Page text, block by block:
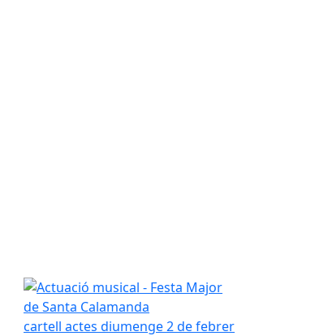
Actuació musical - Festa Major de Santa
cartell actes diumenge 2 de febrer